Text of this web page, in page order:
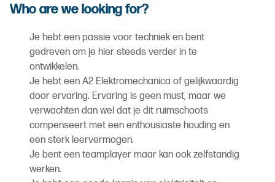
Who are we looking for?
Je hebt een passie voor techniek en bent
gedreven om je hier steeds verder in te
ontwikkelen.
Je hebt een A2 Elektromechanica of gelijkwaardig
door ervaring. Ervaring is geen must, maar we
verwachten dan wel dat je dit ruimschoots
compenseert met een enthousiaste houding en
een sterk leervermogen.
Je bent een teamplayer maar kan ook zelfstandig
werken.